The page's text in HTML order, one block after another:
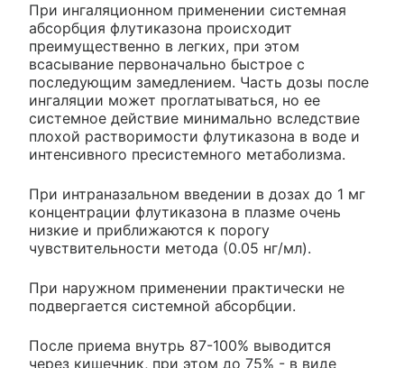
При ингаляционном применении системная
абсорбция флутиказона происходит
преимущественно в легких, при этом
всасывание первоначально быстрое с
последующим замедлением. Часть дозы после
ингаляции может проглатываться, но ее
системное действие минимально вследствие
плохой растворимости флутиказона в воде и
интенсивного пресистемного метаболизма.
При интраназальном введении в дозах до 1 мг
концентрации флутиказона в плазме очень
низкие и приближаются к порогу
чувствительности метода (0.05 нг/мл).
При наружном применении практически не
подвергается системной абсорбции.
После приема внутрь 87-100% выводится
через кишечник, при этом до 75% - в виде